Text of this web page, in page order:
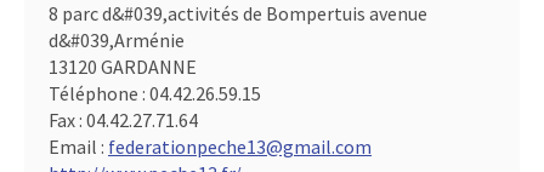
8 parc d&#039,activités de Bompertuis avenue
d&#039,Arménie
13120 GARDANNE
Téléphone : 04.42.26.59.15
Fax : 04.42.27.71.64
Email : federationpeche13@gmail.com